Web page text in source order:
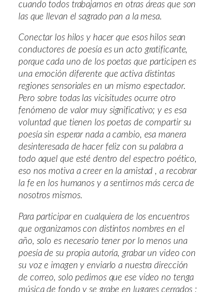
cuando todos trabajamos en otras áreas que son
las que llevan el sagrado pan a la mesa.
Conectar los hilos y hacer que esos hilos sean
conductores de poesía es un acto gratificante,
porque cada uno de los poetas que participen es
una emoción diferente que activa distintas
regiones sensoriales en un mismo espectador.
Pero sobre todas las vicisitudes ocurre otro
fenómeno de valor muy significativo; y es esa
voluntad que tienen los poetas de compartir su
poesía sin esperar nada a cambio, esa manera
desinteresada de hacer feliz con su palabra a
todo aquel que esté dentro del espectro poético,
eso nos motiva a creer en la amistad , a recobrar
la fe en los humanos y a sentirnos más cerca de
nosotros mismos.
Para participar en cualquiera de los encuentros
que organizamos con distintos nombres en el
año, solo es necesario tener por lo menos una
poesía de su propia autoría, grabar un video con
su voz e imagen y enviarlo a nuestra dirección
de correo, solo pedimos que ese video no tenga
música de fondo y se grabe en lugares cerrados ;